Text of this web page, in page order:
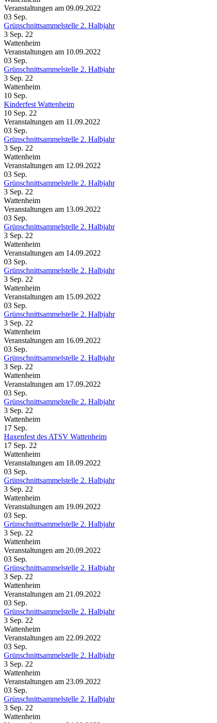
Veranstaltungen am 09.09.2022
03 Sep.
Grünschnittsammelstelle 2. Halbjahr
3 Sep. 22
Wattenheim
Veranstaltungen am 10.09.2022
03 Sep.
Grünschnittsammelstelle 2. Halbjahr
3 Sep. 22
Wattenheim
10 Sep.
Kinderfest Wattenheim
10 Sep. 22
Veranstaltungen am 11.09.2022
03 Sep.
Grünschnittsammelstelle 2. Halbjahr
3 Sep. 22
Wattenheim
Veranstaltungen am 12.09.2022
03 Sep.
Grünschnittsammelstelle 2. Halbjahr
3 Sep. 22
Wattenheim
Veranstaltungen am 13.09.2022
03 Sep.
Grünschnittsammelstelle 2. Halbjahr
3 Sep. 22
Wattenheim
Veranstaltungen am 14.09.2022
03 Sep.
Grünschnittsammelstelle 2. Halbjahr
3 Sep. 22
Wattenheim
Veranstaltungen am 15.09.2022
03 Sep.
Grünschnittsammelstelle 2. Halbjahr
3 Sep. 22
Wattenheim
Veranstaltungen am 16.09.2022
03 Sep.
Grünschnittsammelstelle 2. Halbjahr
3 Sep. 22
Wattenheim
Veranstaltungen am 17.09.2022
03 Sep.
Grünschnittsammelstelle 2. Halbjahr
3 Sep. 22
Wattenheim
17 Sep.
Haxenfest des ATSV Wattenheim
17 Sep. 22
Wattenheim
Veranstaltungen am 18.09.2022
03 Sep.
Grünschnittsammelstelle 2. Halbjahr
3 Sep. 22
Wattenheim
Veranstaltungen am 19.09.2022
03 Sep.
Grünschnittsammelstelle 2. Halbjahr
3 Sep. 22
Wattenheim
Veranstaltungen am 20.09.2022
03 Sep.
Grünschnittsammelstelle 2. Halbjahr
3 Sep. 22
Wattenheim
Veranstaltungen am 21.09.2022
03 Sep.
Grünschnittsammelstelle 2. Halbjahr
3 Sep. 22
Wattenheim
Veranstaltungen am 22.09.2022
03 Sep.
Grünschnittsammelstelle 2. Halbjahr
3 Sep. 22
Wattenheim
Veranstaltungen am 23.09.2022
03 Sep.
Grünschnittsammelstelle 2. Halbjahr
3 Sep. 22
Wattenheim